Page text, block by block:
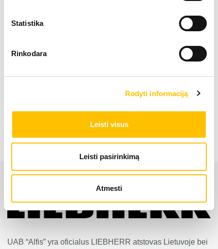
Statistika
Rinkodara
Rodyti informaciją
Leisti visus
Leisti pasirinkimą
Atmesti
Industrinis ekskavatorius LH 50 M High Rise
UAB “Alfis” yra oficialus LIEBHERR atstovas Lietuvoje bei